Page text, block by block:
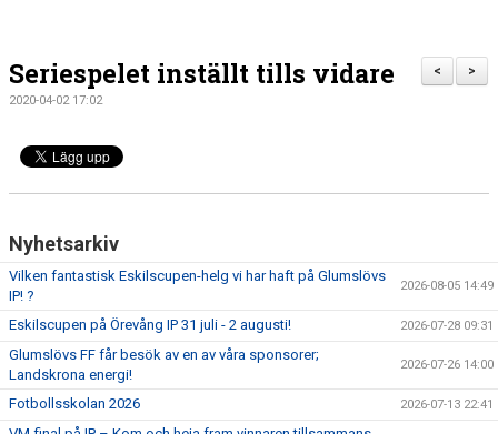
KALENDER
BILDGALLERI
MATCHER
VÅRA LAG
BLI MEDLEM
KLÄDKOLLEKTION
FOTBOLLSSKOLAN 2026
>
<
Seriespelet inställt tills vidare
2020-04-02 17:02
Nyhetsarkiv
Vilken fantastisk Eskilscupen-helg vi har haft på Glumslövs
IP! ?
2026-08-05 14:49
Eskilscupen på Örevång IP 31 juli - 2 augusti! 2026-07-28 09:31
Glumslövs FF får besök av en av våra sponsorer;
Landskrona energi!
2026-07-26 14:00
Fotbollsskolan 2026 2026-07-13 22:41